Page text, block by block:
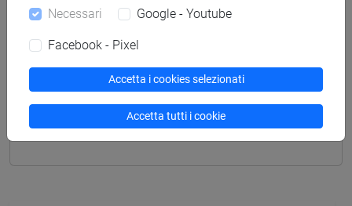
dell'antichità/ archeologia
Insegnamenti mutuati
FILOLOGIA CLASSICA [FM0081]
Necessari Google - Youtube
Facebook - Pixel
Accetta i cookies selezionati
Accetta tutti i cookie